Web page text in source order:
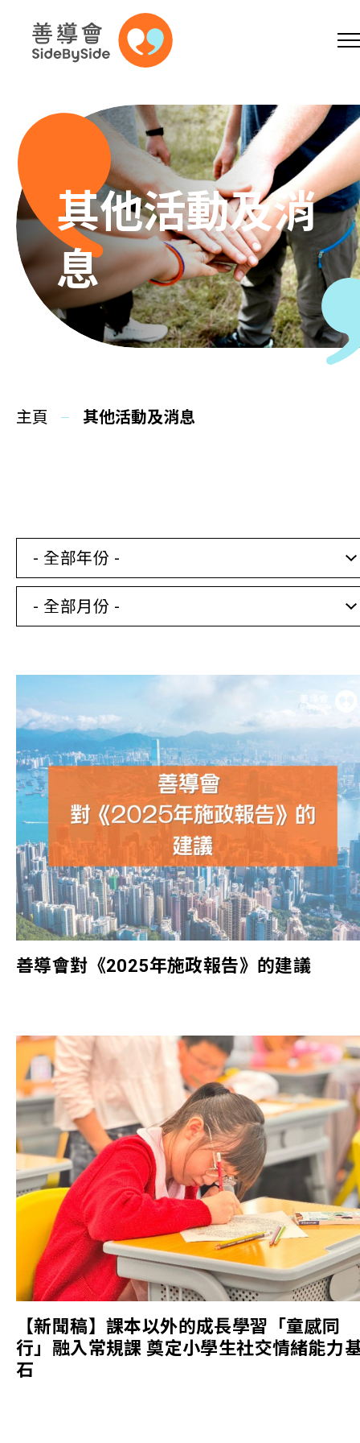
跳到內容（按回車鍵）
A A EN繁 简
主頁
本會服務
慈善活動
關於本會
聯絡我們
其他活動及消
息
主頁 其他活動及消息
- 全部年份 -
- 全部月份 -
善導會對《2025年施政報告》的建議
【新聞稿】課本以外的成長學習「童感同
行」融入常規課 奠定小學生社交情緒能力
石